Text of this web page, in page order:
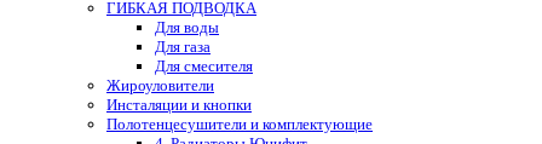
ГИБКАЯ ПОДВОДКА
Для воды
Для газа
Для смесителя
Жироуловители
Инсталяции и кнопки
Полотенцесушители и комплектующие